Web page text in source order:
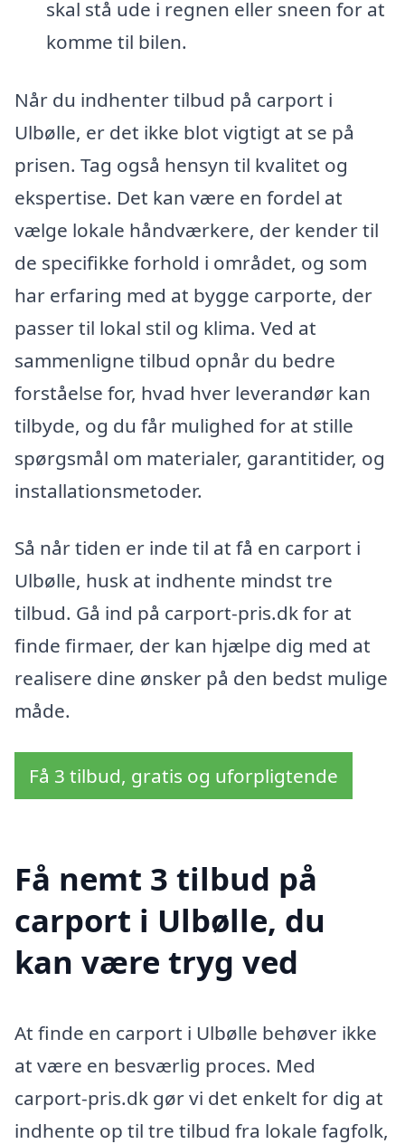
skal stå ude i regnen eller sneen for at
komme til bilen.
Når du indhenter tilbud på carport i
Ulbølle, er det ikke blot vigtigt at se på
prisen. Tag også hensyn til kvalitet og
ekspertise. Det kan være en fordel at
vælge lokale håndværkere, der kender til
de specifikke forhold i området, og som
har erfaring med at bygge carporte, der
passer til lokal stil og klima. Ved at
sammenligne tilbud opnår du bedre
forståelse for, hvad hver leverandør kan
tilbyde, og du får mulighed for at stille
spørgsmål om materialer, garantitider, og
installationsmetoder.
Så når tiden er inde til at få en carport i
Ulbølle, husk at indhente mindst tre
tilbud. Gå ind på carport-pris.dk for at
finde firmaer, der kan hjælpe dig med at
realisere dine ønsker på den bedst mulige
måde.
Få 3 tilbud, gratis og uforpligtende
Få nemt 3 tilbud på
carport i Ulbølle, du
kan være tryg ved
At finde en carport i Ulbølle behøver ikke
at være en besværlig proces. Med
carport-pris.dk gør vi det enkelt for dig at
indhente op til tre tilbud fra lokale fagfolk,